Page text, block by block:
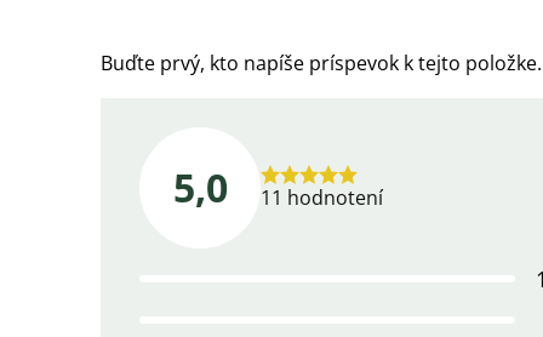
Buďte prvý, kto napíše príspevok k tejto položke.
5,0
Priemerné
11 hodnotení